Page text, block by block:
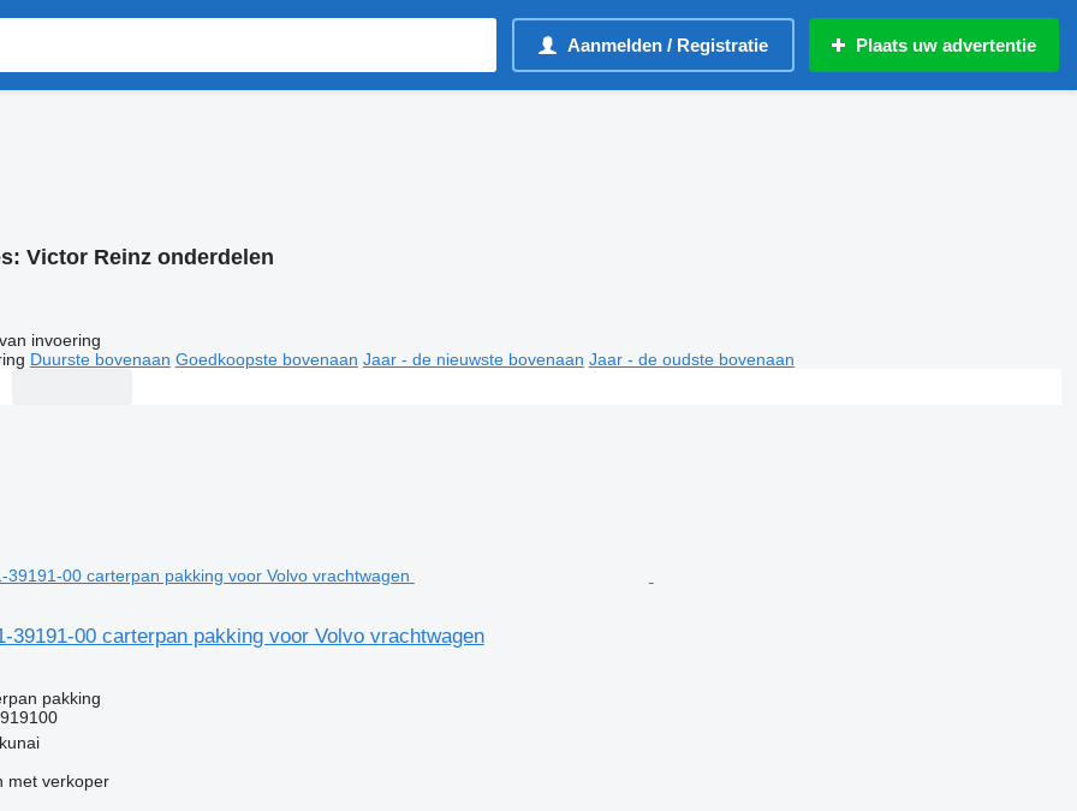
Aanmelden / Registratie Plaats uw advertentie
Victor Reinz onderdelen
invoering
Duurste bovenaan Goedkoopste bovenaan Jaar - de nieuwste bovenaan Jaar - de oudste bovenaan
39191-00 carterpan pakking voor Volvo vrachtwagen
pakking
met verkoper